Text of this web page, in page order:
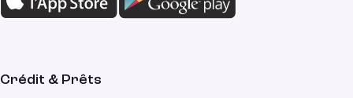
Crédit & Prêts